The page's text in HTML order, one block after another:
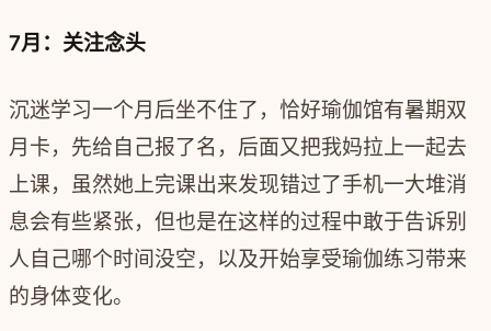
7月：关注念头
沉迷学习一个月后坐不住了，恰好瑜伽馆有暑期双
月卡，先给自己报了名，后面又把我妈拉上一起去
上课，虽然她上完课出来发现错过了手机一大堆消
息会有些紧张，但也是在这样的过程中敢于告诉别
人自己哪个时间没空，以及开始享受瑜伽练习带来
的身体变化。